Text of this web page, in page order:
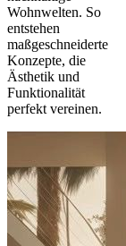
Wohnwelten. So
entstehen
maßgeschneiderte
Konzepte, die
Ästhetik und
Funktionalität
perfekt vereinen.